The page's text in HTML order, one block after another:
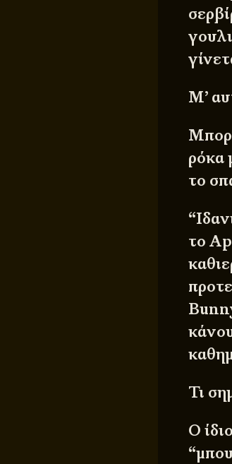
Μ’
ρόκα
το
το
Τι
Ο